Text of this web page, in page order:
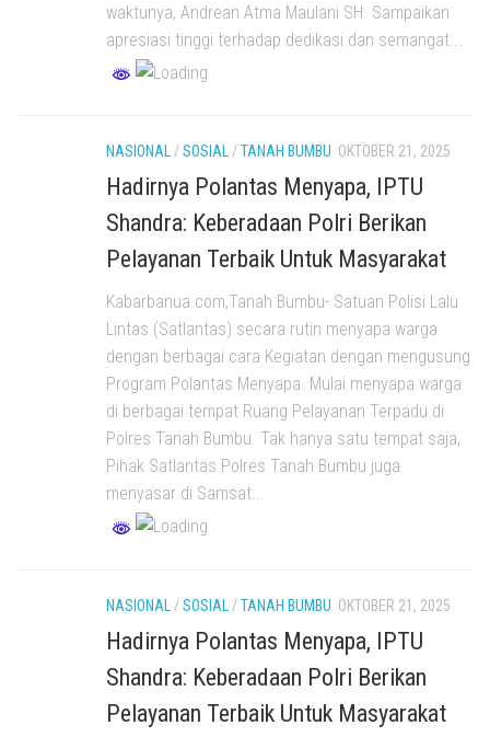
waktunya, Andrean Atma Maulani SH. Sampaikan
apresiasi tinggi terhadap dedikasi dan semangat...
NASIONAL /SOSIAL /TANAH BUMBU OKTOBER 21, 2025
Hadirnya Polantas Menyapa, IPTU
Shandra: Keberadaan Polri Berikan
Pelayanan Terbaik Untuk Masyarakat
Kabarbanua.com,Tanah Bumbu- Satuan Polisi Lalu
Lintas (Satlantas) secara rutin menyapa warga
dengan berbagai cara Kegiatan dengan mengusung
Program Polantas Menyapa. Mulai menyapa warga
di berbagai tempat Ruang Pelayanan Terpadu di
Polres Tanah Bumbu. Tak hanya satu tempat saja,
Pihak Satlantas Polres Tanah Bumbu juga
menyasar di Samsat...
NASIONAL /SOSIAL /TANAH BUMBU OKTOBER 21, 2025
Hadirnya Polantas Menyapa, IPTU
Shandra: Keberadaan Polri Berikan
Pelayanan Terbaik Untuk Masyarakat